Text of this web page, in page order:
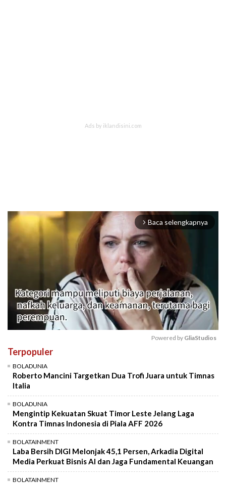
arrow_forward_ios Baca selengkapnya
Powered by GliaStudios
Terpopuler
BOLADUNIA
Roberto Mancini Targetkan Dua Trofi Juara untuk Timnas
Italia
BOLADUNIA
Mengintip Kekuatan Skuat Timor Leste Jelang Laga
Kontra Timnas Indonesia di Piala AFF 2026
BOLATAINMENT
Laba Bersih DIGI Melonjak 45,1 Persen, Arkadia Digital
Media Perkuat Bisnis AI dan Jaga Fundamental Keuangan
BOLATAINMENT